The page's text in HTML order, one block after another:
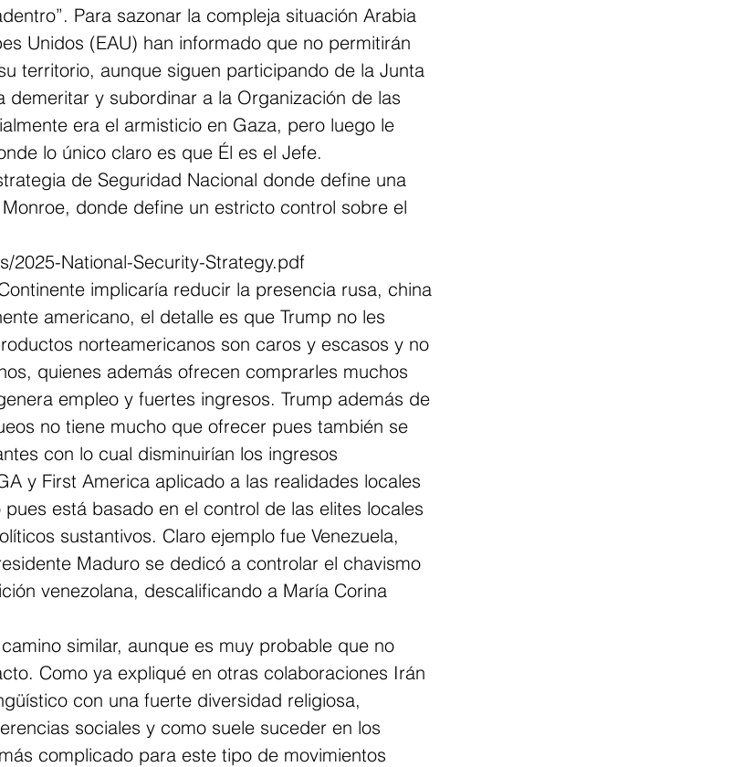
Para sazonar la compleja situación Arabia
Unidos (EAU) han informado que no permitirán
territorio, aunque siguen participando de la Junta
demeritar y subordinar a la Organización de las
era el armisticio en Gaza, pero luego le
lo único claro es que Él es el Jefe.
de Seguridad Nacional donde define una
donde define un estricto control sobre el
2025-National-Security-Strategy.pdf
implicaría reducir la presencia rusa, china
americano, el detalle es que Trump no les
norteamericanos son caros y escasos y no
quienes además ofrecen comprarles muchos
empleo y fuertes ingresos. Trump además de
no tiene mucho que ofrecer pues también se
con lo cual disminuirían los ingresos
y First America aplicado a las realidades locales
está basado en el control de las elites locales
sustantivos. Claro ejemplo fue Venezuela,
Maduro se dedicó a controlar el chavismo
venezolana, descalificando a María Corina
similar, aunque es muy probable que no
Como ya expliqué en otras colaboraciones Irán
con una fuerte diversidad religiosa,
sociales y como suele suceder en los
complicado para este tipo de movimientos